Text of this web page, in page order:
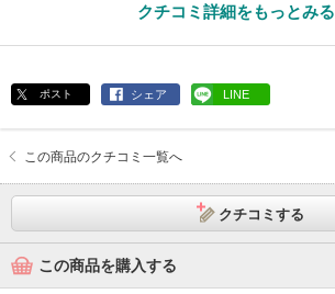
クチコミ詳細をもっとみる
ポスト シェア LINE
この商品のクチコミ一覧へ
クチコミする
この商品を購入する